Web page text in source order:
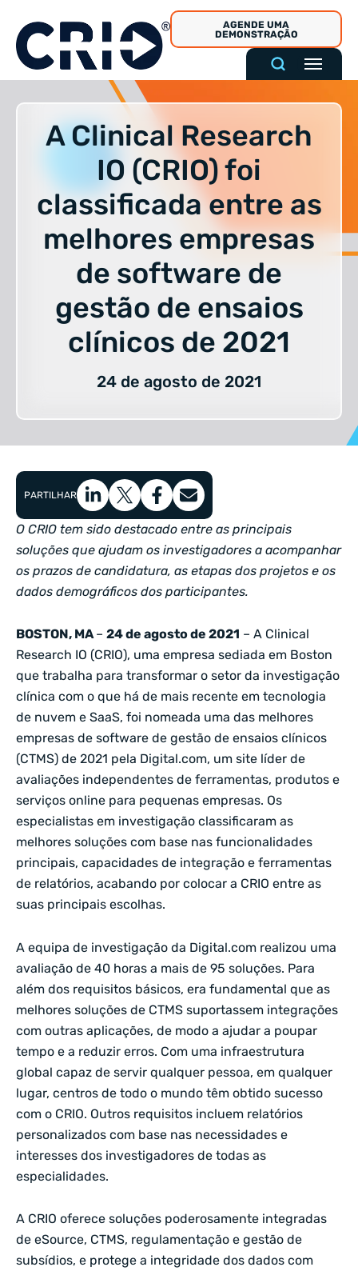
para
conteúdo
AGENDE UMA
DEMONSTRAÇÃO
A Clinical Research
IO (CRIO) foi
classificada entre as
melhores empresas
de software de
gestão de ensaios
clínicos de 2021
24 de agosto de 2021
PARTILHAR
O CRIO tem sido destacado entre as principais
soluções que ajudam os investigadores a acompanhar
os prazos de candidatura, as etapas dos projetos e os
dados demográficos dos participantes.
BOSTON, MA– 24 de agosto de 2021 – A Clinical
Research IO (CRIO), uma empresa sediada em Boston
que trabalha para transformar o setor da investigação
clínica com o que há de mais recente em tecnologia
de nuvem e SaaS, foi nomeada uma das melhores
empresas de software de gestão de ensaios clínicos
(CTMS) de 2021 pela Digital.com, um site líder de
avaliações independentes de ferramentas, produtos e
serviços online para pequenas empresas. Os
especialistas em investigação classificaram as
melhores soluções com base nas funcionalidades
principais, capacidades de integração e ferramentas
de relatórios, acabando por colocar a CRIO entre as
suas principais escolhas.
A equipa de investigação da Digital.com realizou uma
avaliação de 40 horas a mais de 95 soluções. Para
além dos requisitos básicos, era fundamental que as
melhores soluções de CTMS suportassem integrações
com outras aplicações, de modo a ajudar a poupar
tempo e a reduzir erros. Com uma infraestrutura
global capaz de servir qualquer pessoa, em qualquer
lugar, centros de todo o mundo têm obtido sucesso
com o CRIO. Outros requisitos incluem relatórios
personalizados com base nas necessidades e
interesses dos investigadores de todas as
especialidades.
A CRIO oferece soluções poderosamente integradas
de eSource, CTMS, regulamentação e gestão de
subsídios, e protege a integridade dos dados com